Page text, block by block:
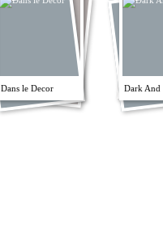
Dans le Decor Dark